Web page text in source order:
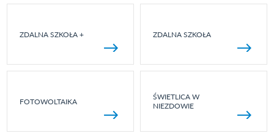
ZDALNA SZKOŁA + ZDALNA SZKOŁA
FOTOWOLTAIKA
ŚWIETLICA W
NIEZDOWIE